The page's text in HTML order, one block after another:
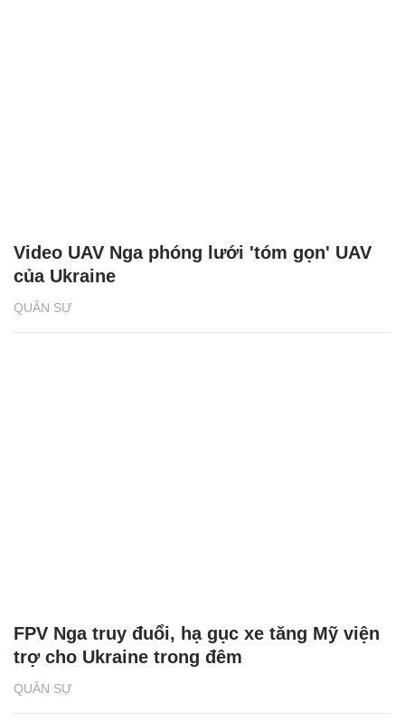
QUÂN SỰ
Video UAV Nga phóng lưới 'tóm gọn' UAV
của Ukraine
QUÂN SỰ
FPV Nga truy đuổi, hạ gục xe tăng Mỹ viện
trợ cho Ukraine trong đêm